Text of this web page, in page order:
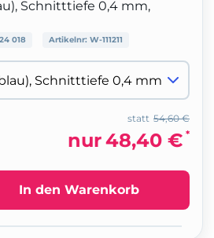
Schnitttiefe 0,4 mm,
018 Artikelnr: W-111211
54,60 €
statt
nur48,40 € *
In den Warenkorb